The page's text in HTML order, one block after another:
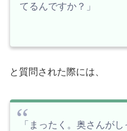
てるんですか？」
と質問された際には、
「まったく。奥さんがし